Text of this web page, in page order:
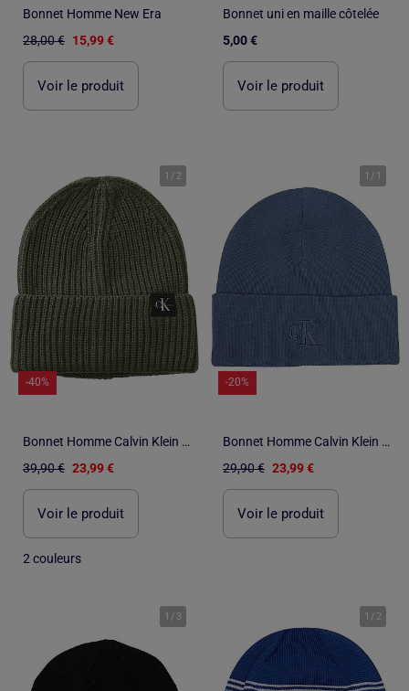
Bonnet Homme New Era
28,00 € 15,99 €
Voir le produit
Bonnet uni en maille côtelée
5,00 €
Voir le produit
1 / 2
-40%
Bonnet Homme Calvin Klein Jeans Beanie
39,90 € 23,99 €
Voir le produit
2 couleurs
1 / 1
-20%
Bonnet Homme Calvin Klein Jeans
29,90 € 23,99 €
Voir le produit
1 / 3 1 / 2